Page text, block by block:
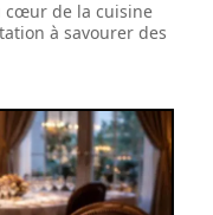
cœur de la cuisine
à savourer des